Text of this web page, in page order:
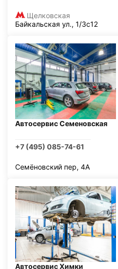
Щелковская
Байкальская ул., 1/3с12
Автосервис Семеновская
+7 (495) 085-74-61
Семёновский пер, 4А
Автосервис Химки